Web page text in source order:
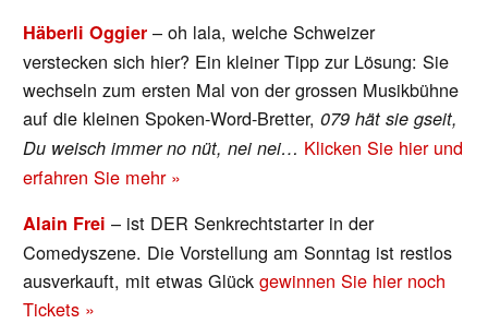
Häberli Oggier – oh lala, welche Schweizer
verstecken sich hier? Ein kleiner Tipp zur Lösung: Sie
wechseln zum ersten Mal von der grossen Musikbühne
auf die kleinen Spoken-Word-Bretter,079 hät sie gseit,
Du weisch immer no nüt, nei nei… Klicken Sie hier und
erfahren Sie mehr »
Alain Frei – ist DER Senkrechtstarter in der
Comedyszene. Die Vorstellung am Sonntag ist restlos
ausverkauft, mit etwas Glückgewinnen Sie hier noch
Tickets »